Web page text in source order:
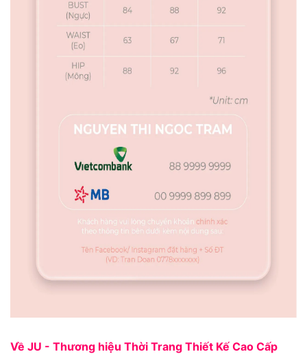
Về JU - Thương hiệu Thời Trang Thiết Kế Cao Cấp